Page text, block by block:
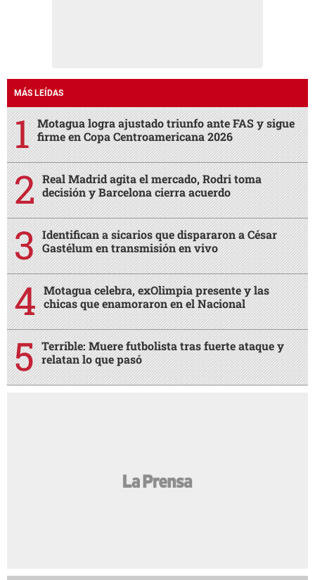
MÁS LEÍDAS
Motagua logra ajustado triunfo ante FAS y sigue
firme en Copa Centroamericana 2026
Real Madrid agita el mercado, Rodri toma
decisión y Barcelona cierra acuerdo
Identifican a sicarios que dispararon a César
Gastélum en transmisión en vivo
Motagua celebra, exOlimpia presente y las
chicas que enamoraron en el Nacional
Terrible: Muere futbolista tras fuerte ataque y
relatan lo que pasó